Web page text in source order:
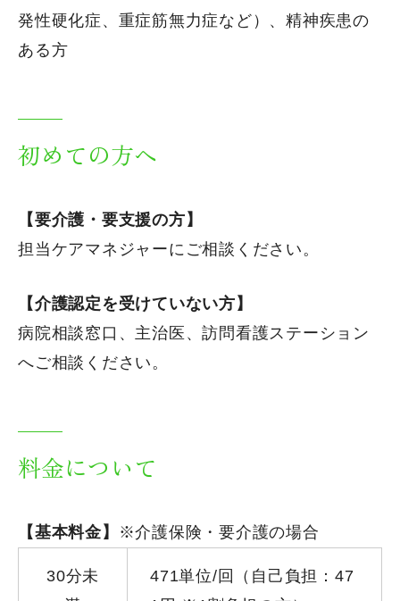
発性硬化症、重症筋無力症など）、精神疾患の
ある方
初めての方へ
【要介護・要支援の方】
担当ケアマネジャーにご相談ください。
【介護認定を受けていない方】
病院相談窓口、主治医、訪問看護ステーション
へご相談ください。
料金について
【基本料金】 ※介護保険・要介護の場合
30分未
471単位/回（自己負担：47